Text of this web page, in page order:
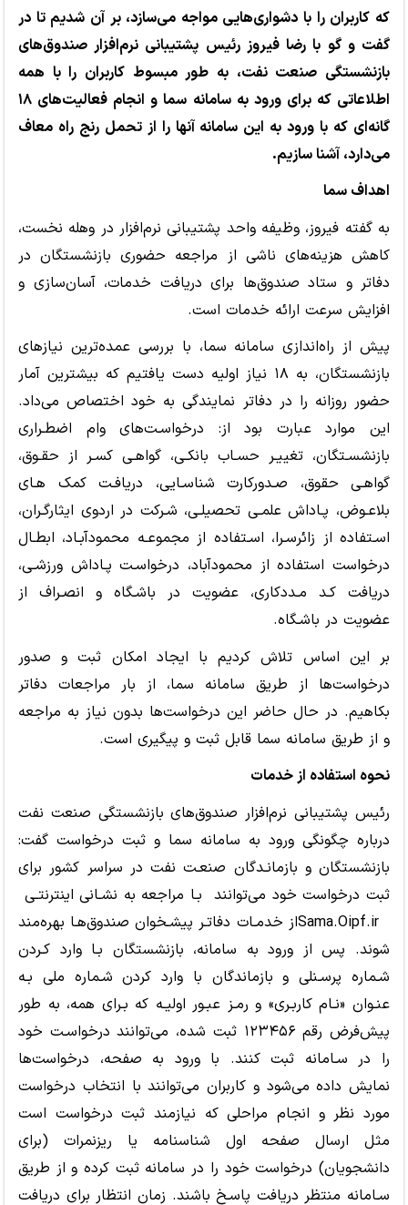
که کاربران را با دشواری‌هایی مواجه می‌سازد، بر آن شدیم تا در
گفت و گو با رضا فیروز رئیس پشتیبانی نرم‌افزار صندوق‌های
بازنشستگی صنعت نفت، به طور مبسوط کاربران را با همه
اطلاعاتی که برای ورود به سامانه سما و انجام فعالیت‌های ۱۸
گانه‌ای که با ورود به این سامانه آنها را از تحمل رنج راه معاف
می‌دارد، آشنا سازیم.
اهداف سما
به گفته فیروز، وظیفه واحد پشتیبانی نرم‌افزار در وهله نخست،
کاهش هزینه‌های ناشی از مراجعه حضوری بازنشستگان در
دفاتر و ستاد صندوق‌ها برای دریافت خدمات، آسان‌سازی و
افزایش سرعت ارائه خدمات است.
پیش از راه‌اندازی سامانه سما، با بررسی عمده‌ترین نیازهای
بازنشستگان، به ۱۸ نیاز اولیه دست یافتیم که بیشترین آمار
حضور روزانه را در دفاتر نمایندگی به خود اختصاص می‌داد.
این موارد عبارت بود از: درخواسـت‌های وام اضطـراری
بازنشسـتگان، تغییـر حسـاب بانکـی، گواهـی کسـر از حقـوق،
گواهـی حقوق، صـدورکارت شناسـایی، دریافـت کمک هـای
بلاعـوض، پـاداش علمـی تحصیلـی، شـرکت در اردوی ایثارگـران،
اسـتفاده از زائرسـرا، اسـتفاده از مجموعـه محمودآبـاد، ابطـال
درخواست استفاده از محمودآباد، درخواسـت پـاداش ورزشـی،
دریافت کـد مـددکاری، عضویت در باشـگاه و انصـراف از
عضویت در باشـگاه.
بر این اساس تلاش کردیم با ایجاد امکان ثبت و صدور
درخواست‌ها از طریق سامانه سما، از بار مراجعات دفاتر
بکاهیم. در حال حاضر این درخواست‌ها بدون نیاز به مراجعه
و از طریق سامانه سما قابل ثبت و پیگیری است.
نحوه استفاده از خدمات
رئیس پشتیبانی نرم‌افزار صندوق‌های بازنشستگی صنعت نفت‌
درباره چگونگی ورود به سامانه سما و ثبت درخواست گفت:
بازنشستگان و بازمانـدگان صنعـت نفت در سراسر کشور برای
ثبت درخواست خود می‌توانند بـا مراجعه به نشـانی اینترنتـی
Sama.Oipf.irاز خدمـات دفاتـر پیشـخوان صندوق‌هـا بهره‌مند
شوند. پس از ورود به سامانه، بازنشستگان بـا وارد کـردن
شـماره پرسـنلی و بازماندگان با وارد کردن شـماره ملی بـه
عنـوان «نـام کاربـری» و رمـز عبـور اولیـه که بـرای همه، به طور
پیش‌فرض رقم ۱۲۳۴۵۶ ثبت شده، می‌توانند درخواسـت خود
را در سـامانه ثبت کنند. با ورود به صفحه، درخواست‌ها
نمایش داده می‌شود و کاربران می‌توانند با انتخاب درخواست
مورد نظر و انجام مراحلی که نیازمند ثبت درخواست است
مثل ارسال صفحه اول شناسنامه یا ریزنمرات (برای
دانشجویان) درخواست خود را در سامانه ثبت کرده و از طریق
سـامانه منتظر دریافت پاسـخ باشند. زمان انتظار برای دریافت